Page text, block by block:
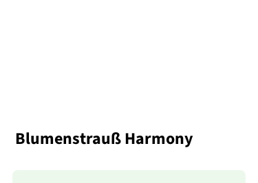
Blumenstrauß Harmony